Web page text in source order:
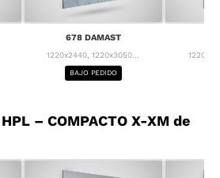
678 DAMAST
1220x2440, 1220x3050...
BAJO PEDIDO
– COMPACTO X-XM de